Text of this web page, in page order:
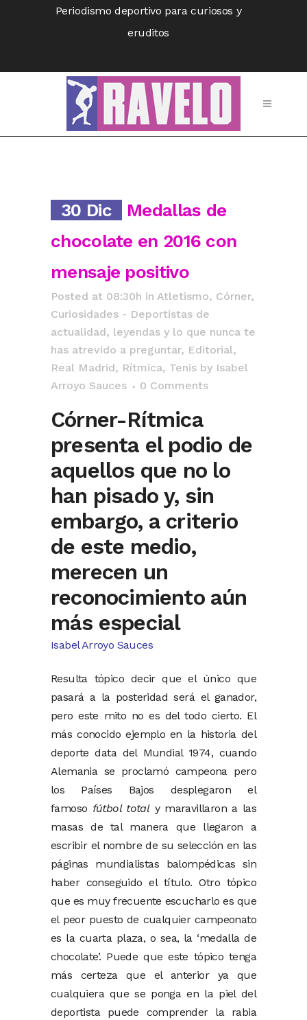
Periodismo deportivo para curiosos y
eruditos
30 Dic
Medallas de
chocolate en 2016 con
mensaje positivo
Posted at 08:30h in Atletismo, Córner,
Curiosidades - Deportistas de
actualidad, leyendas y lo que nunca te
has atrevido a preguntar, Editorial,
Real Madrid, Rítmica, Tenis by Isabel
Arroyo Sauces
0 Comments
Córner-Rítmica
presenta el podio de
aquellos que no lo
han pisado y, sin
embargo, a criterio
de este medio,
merecen un
reconocimiento aún
más especial
Isabel Arroyo Sauces
Resulta tópico decir que el único que
pasará a la posteridad será el ganador,
pero este mito no es del todo cierto. El
más conocido ejemplo en la historia del
deporte data del Mundial 1974, cuando
Alemania se proclamó campeona pero
los Países Bajos desplegaron el
famoso fútbol totaly maravillaron a las
masas de tal manera que llegaron a
escribir el nombre de su selección en las
páginas mundialistas balompédicas sin
haber conseguido el título. Otro tópico
que es muy frecuente escucharlo es que
el peor puesto de cualquier campeonato
es la cuarta plaza, o sea, la ‘medalla de
chocolate’. Puede que este tópico tenga
más certeza que el anterior ya que
cualquiera que se ponga en la piel del
deportista puede comprender la rabia